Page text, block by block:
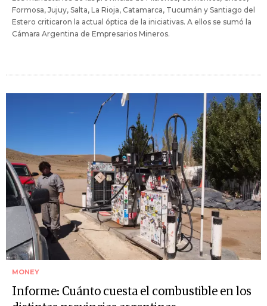
Formosa, Jujuy, Salta, La Rioja, Catamarca, Tucumán y Santiago del
Estero criticaron la actual óptica de la iniciativas. A ellos se sumó la
Cámara Argentina de Empresarios Mineros.
MONEY
Informe: Cuánto cuesta el combustible en los